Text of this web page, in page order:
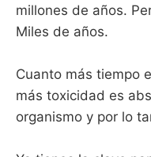
millones de años.
Miles de años.
Cuanto más tiempo
más toxicidad es
organismo y por lo